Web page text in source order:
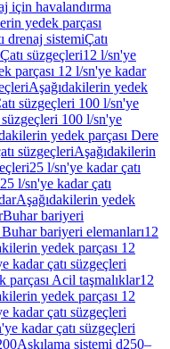
için havalandırma
yedek parçası
drenaj sistemiÇatı
süzgeçleri12 l/sn'ye
parçası 12 l/sn'ye kadar
Aşağıdakilerin yedek
süzgeçleri 100 l/sn'ye
süzgeçleri 100 l/sn'ye
yedek parçası Dere
süzgeçleriAşağıdakilerin
25 l/sn'ye kadar çatı
l/sn'ye kadar çatı
Aşağıdakilerin yedek
Buhar bariyeri
bariyeri elemanları12
yedek parçası 12
kadar çatı süzgeçleri
parçası Acil taşmalıklar12
yedek parçası 12
kadar çatı süzgeçleri
kadar çatı süzgeçleri
Askılama sistemi d250–